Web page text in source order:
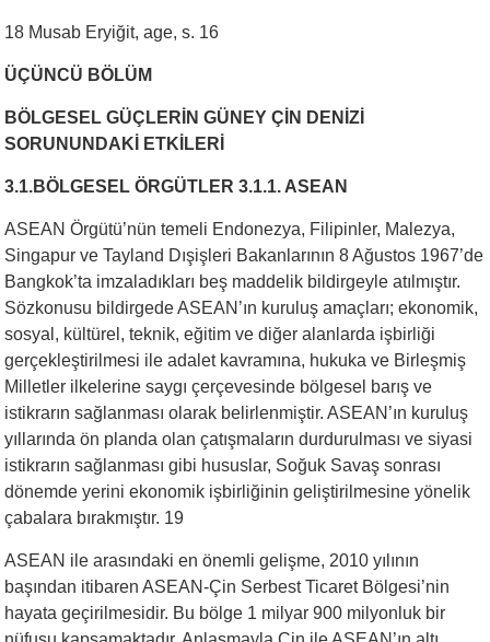
18 Musab Eryiğit, age, s. 16
ÜÇÜNCÜ BÖLÜM
BÖLGESEL GÜÇLERİN GÜNEY ÇİN DENİZİ
SORUNUNDAKİ ETKİLERİ
3.1.BÖLGESEL ÖRGÜTLER 3.1.1. ASEAN
ASEAN Örgütü’nün temeli Endonezya, Filipinler, Malezya,
Singapur ve Tayland Dışişleri Bakanlarının 8 Ağustos 1967’de
Bangkok’ta imzaladıkları beş maddelik bildirgeyle atılmıştır.
Sözkonusu bildirgede ASEAN’ın kuruluş amaçları; ekonomik,
sosyal, kültürel, teknik, eğitim ve diğer alanlarda işbirliği
gerçekleştirilmesi ile adalet kavramına, hukuka ve Birleşmiş
Milletler ilkelerine saygı çerçevesinde bölgesel barış ve
istikrarın sağlanması olarak belirlenmiştir. ASEAN’ın kuruluş
yıllarında ön planda olan çatışmaların durdurulması ve siyasi
istikrarın sağlanması gibi hususlar, Soğuk Savaş sonrası
dönemde yerini ekonomik işbirliğinin geliştirilmesine yönelik
çabalara bırakmıştır. 19
ASEAN ile arasındaki en önemli gelişme, 2010 yılının
başından itibaren ASEAN-Çin Serbest Ticaret Bölgesi’nin
hayata geçirilmesidir. Bu bölge 1 milyar 900 milyonluk bir